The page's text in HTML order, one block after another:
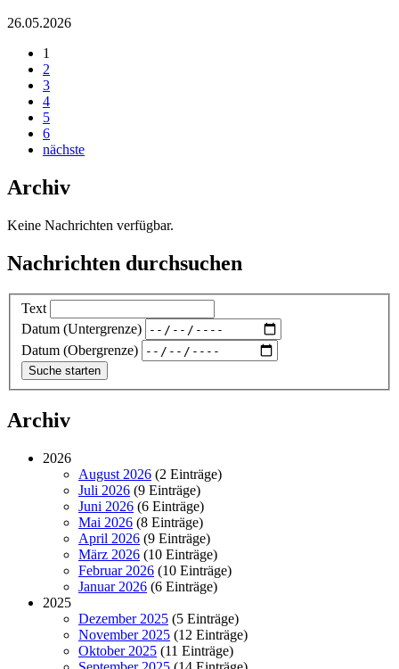
26.05.2026
1
2
3
4
5
6
nächste
Archiv
Keine Nachrichten verfügbar.
Nachrichten durchsuchen
Text
Datum (Untergrenze)
Datum (Obergrenze)
Archiv
2026
August 2026 (2 Einträge)
Juli 2026 (9 Einträge)
Juni 2026 (6 Einträge)
Mai 2026 (8 Einträge)
April 2026 (9 Einträge)
März 2026 (10 Einträge)
Februar 2026 (10 Einträge)
Januar 2026 (6 Einträge)
2025
Dezember 2025 (5 Einträge)
November 2025 (12 Einträge)
Oktober 2025 (11 Einträge)